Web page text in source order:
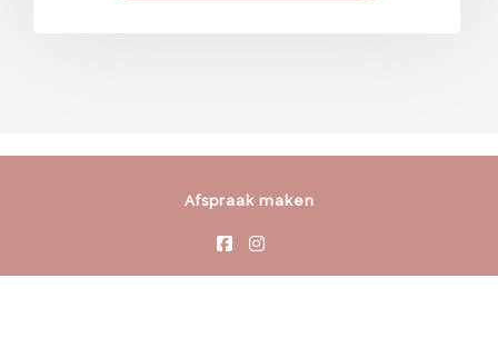
Afspraak maken